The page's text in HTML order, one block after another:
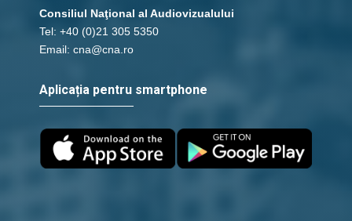
Consiliul Naţional al Audiovizualului
Tel: +40 (0)21 305 5350
Email: cna@cna.ro
Aplicația pentru smartphone